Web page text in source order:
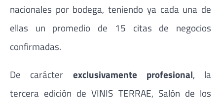
nacionales por bodega, teniendo ya cada una de
ellas un promedio de 15 citas de negocios
confirmadas.
De carácter exclusivamente profesional, la
tercera edición de VINIS TERRAE, Salón de los